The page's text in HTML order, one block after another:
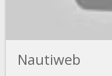
Nautiweb